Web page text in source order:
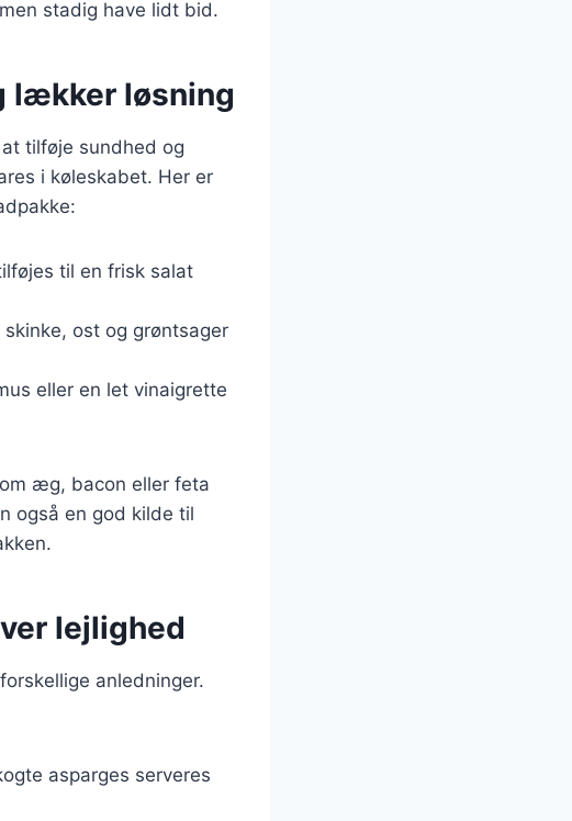
stadig have lidt bid.
lækker løsning
tilføje sundhed og
i køleskabet. Her er
til en frisk salat
ost og grøntsager
eller en let vinaigrette
æg, bacon eller feta
også en god kilde til
lejlighed
anledninger.
asparges serveres